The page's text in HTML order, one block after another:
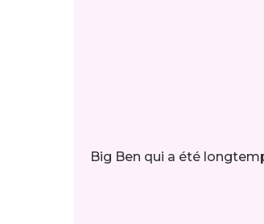
Big Ben qui a été